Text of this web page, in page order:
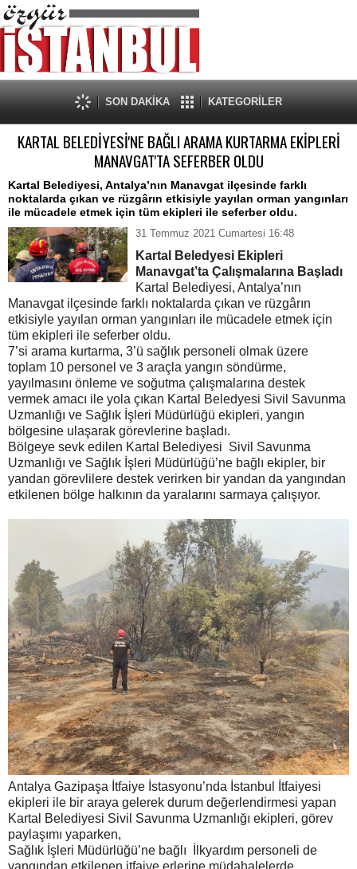
SON DAKİKA KATEGORİLER
KARTAL BELEDİYESİ'NE BAĞLI ARAMA KURTARMA EKİPLERİ
MANAVGAT'TA SEFERBER OLDU
Kartal Belediyesi, Antalya’nın Manavgat ilçesinde farklı
noktalarda çıkan ve rüzgârın etkisiyle yayılan orman yangınları
ile mücadele etmek için tüm ekipleri ile seferber oldu.
31 Temmuz 2021 Cumartesi 16:48
Kartal Beledyesi Ekipleri
Manavgat’ta Çalışmalarına Başladı
Kartal Belediyesi, Antalya’nın
Manavgat ilçesinde farklı noktalarda çıkan ve rüzgârın
etkisiyle yayılan orman yangınları ile mücadele etmek için
tüm ekipleri ile seferber oldu.
7’si arama kurtarma, 3’ü sağlık personeli olmak üzere
toplam 10 personel ve 3 araçla yangın söndürme,
yayılmasını önleme ve soğutma çalışmalarına destek
vermek amacı ile yola çıkan Kartal Beledyesi Sivil Savunma
Uzmanlığı ve Sağlık İşleri Müdürlüğü ekipleri, yangın
bölgesine ulaşarak görevlerine başladı.
Bölgeye sevk edilen Kartal Belediyesi Sivil Savunma
Uzmanlığı ve Sağlık İşleri Müdürlüğü’ne bağlı ekipler, bir
yandan görevlilere destek verirken bir yandan da yangından
etkilenen bölge halkının da yaralarını sarmaya çalışıyor.
Antalya Gazipaşa İtfaiye İstasyonu’nda İstanbul İtfaiyesi
ekipleri ile bir araya gelerek durum değerlendirmesi yapan
Kartal Belediyesi Sivil Savunma Uzmanlığı ekipleri, görev
paylaşımı yaparken,
Sağlık İşleri Müdürlüğü’ne bağlı İlkyardım personeli de